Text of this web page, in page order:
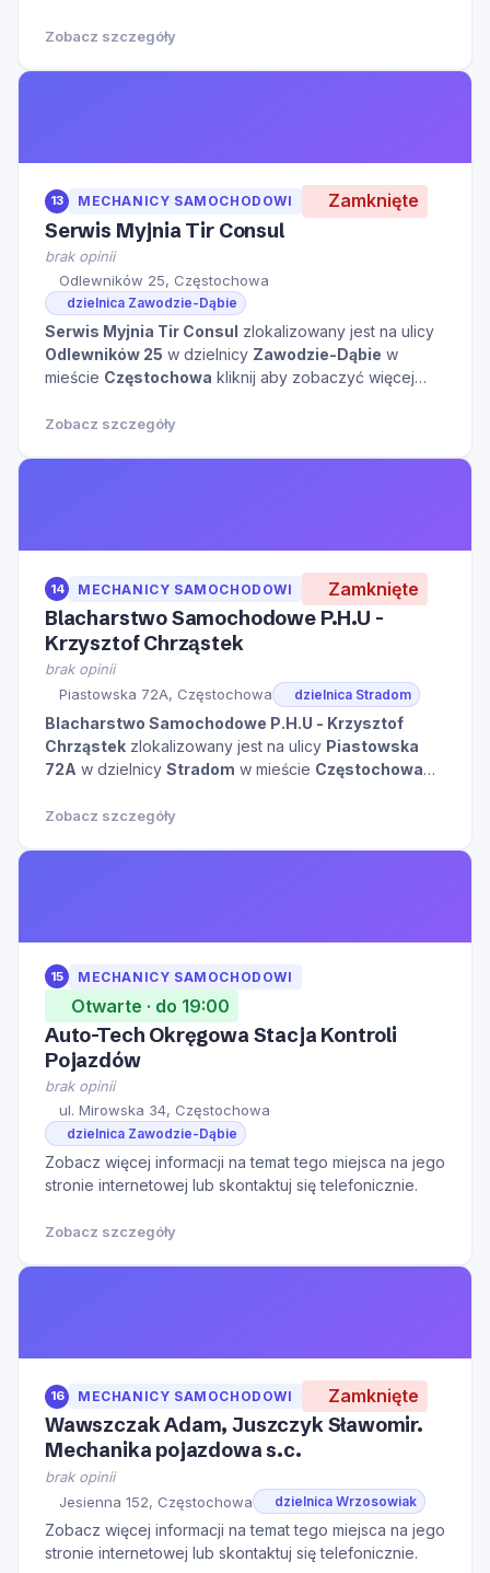
Zobacz szczegóły
13 MECHANICY SAMOCHODOWI Zamknięte
Serwis Myjnia Tir Consul
brak opinii
Odlewników 25, Częstochowa
dzielnica Zawodzie-Dąbie
Serwis Myjnia Tir Consul zlokalizowany jest na ulicy
Odlewników 25 w dzielnicy Zawodzie-Dąbie w
mieście Częstochowa kliknij aby zobaczyć więcej
Zobacz szczegóły
14 MECHANICY SAMOCHODOWI Zamknięte
Blacharstwo Samochodowe P.H.U -
Krzysztof Chrząstek
brak opinii
Piastowska 72A, Częstochowa
dzielnica Stradom
Blacharstwo Samochodowe P.H.U - Krzysztof
Chrząstek zlokalizowany jest na ulicy Piastowska
72A w dzielnicy Stradom w mieście Częstochowa
miejsca.
Zobacz szczegóły
15 MECHANICY SAMOCHODOWI
Otwarte · do 19:00
Auto-Tech Okręgowa Stacja Kontroli
Pojazdów
brak opinii
ul. Mirowska 34, Częstochowa
dzielnica Zawodzie-Dąbie
Zobacz więcej informacji na temat tego miejsca na jego
stronie internetowej lub skontaktuj się telefonicznie.
Zobacz szczegóły
16 MECHANICY SAMOCHODOWI Zamknięte
Wawszczak Adam, Juszczyk Sławomir.
Mechanika pojazdowa s.c.
brak opinii
Jesienna 152, Częstochowa
dzielnica Wrzosowiak
Zobacz więcej informacji na temat tego miejsca na jego
stronie internetowej lub skontaktuj się telefonicznie.